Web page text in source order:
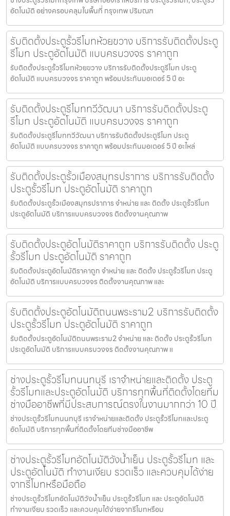
อัตโนมัติ อย่างครอบคลุมในพื้นที่ กรุงเทพ ปริมณฑ
รับติดตั้งประตูรั้วรีโมทห้วยขวาง บริการรับติดตั้งประตู
รีโมท ประตูอัตโนมัติ แบบครบวงจร ราคาถูก
รับติดตั้งประตูรั้วรีโมทห้วยขวาง บริการรับติดตั้งประตูรีโมท ประตู
อัตโนมัติ แบบครบวงจร ราคาถูก พร้อมประกันมอเตอร์ 5 ปี อะ
รับติดตั้งประตูรีโมททวีวัฒนา บริการรับติดตั้งประตู
รีโมท ประตูอัตโนมัติ แบบครบวงจร ราคาถูก
รับติดตั้งประตูรีโมททวีวัฒนา บริการรับติดตั้งประตูรีโมท ประตู
อัตโนมัติ แบบครบวงจร ราคาถูก พร้อมประกันมอเตอร์ 5 ปี อะไหล่
รับติดตั้งประตูรั้วเมืองสมุทรปราการ บริการรับติดตั้ง
ประตูรั้วรีโมท ประตูอัตโนมัติ ราคาถูก
รับติดตั้งประตูรั้วเมืองสมุทรปราการ จำหน่าย และ ติดตั้ง ประตูรั้วรีโมท
ประตูอัตโนมัติ บริการแบบครบวงจร ติดตั้งงานคุณภาพ
รับติดตั้งประตูอัตโนมัติราคาถูก บริการรับติดตั้ง ประตู
รั้วรีโมท ประตูอัตโนมัติ ราคาถูก
รับติดตั้งประตูอัตโนมัติราคาถูก จำหน่าย และ ติดตั้ง ประตูรั้วรีโมท ประตู
อัตโนมัติ บริการแบบครบวงจร ติดตั้งงานคุณภาพ และ
รับติดตั้งประตูอัตโนมัติถนนพระราม2 บริการรับติดตั้ง
ประตูรั้วรีโมท ประตูอัตโนมัติ ราคาถูก
รับติดตั้งประตูอัตโนมัติถนนพระราม2 จำหน่าย และ ติดตั้ง ประตูรั้วรีโมท
ประตูอัตโนมัติ บริการแบบครบวงจร ติดตั้งงานคุณภาพ แ
ช่างประตูรั้วรีโมทนนทบุรี เราจำหน่ายและติดตั้ง ประตู
รั้วรีโมทและประตูอัตโนมัติ บริการทุกพื้นที่ติดตั้งโดยทีม
ช่างมืออาชีพที่มีประสบการณ์ตรงในงานมากกว่า 10 ปี
ช่างประตูรั้วรีโมทนนทบุรี เราจำหน่ายและติดตั้ง ประตูรั้วรีโมทและประตู
อัตโนมัติ บริการทุกพื้นที่ติดตั้งโดยทีมช่างมืออาชีพ
ช่างประตูรั้วรีโมทอัตโนมัติวังน้ำเย็น ประตูรั้วรีโมท และ
ประตูอัตโนมัติ ทำงานเงียบ รวดเร็ว และควบคุมได้ง่าย
จากรีโมทหรือมือถือ
ช่างประตูรั้วรีโมทอัตโนมัติวังน้ำเย็น ประตูรั้วรีโมท และ ประตูอัตโนมัติ
ทำงานเงียบ รวดเร็ว และควบคุมได้ง่ายจากรีโมทหรือม